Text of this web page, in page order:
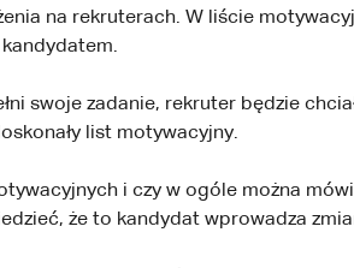
na rekruterach. W liście
swoje zadanie, rekruter będzie
list motywacyjny.
i czy w ogóle można
że to kandydat wprowadza